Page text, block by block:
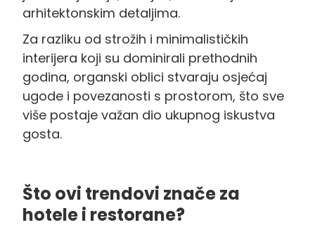
arhitektonskim detaljima.
Za razliku od strožih i minimalističkih
interijera koji su dominirali prethodnih
godina, organski oblici stvaraju osjećaj
ugode i povezanosti s prostorom, što sve
više postaje važan dio ukupnog iskustva
gosta.
Što ovi trendovi znače za
hotele i restorane?